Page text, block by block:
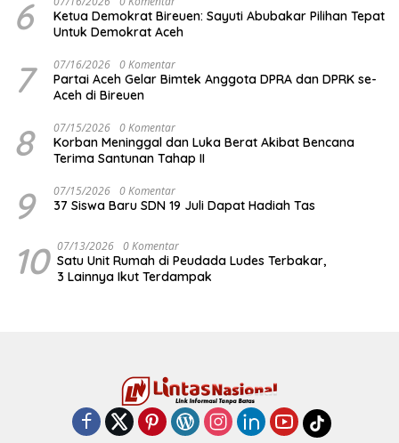
6
Ketua Demokrat Bireuen: Sayuti Abubakar Pilihan Tepat
Untuk Demokrat Aceh
7 07/16/2026 0 Komentar
Partai Aceh Gelar Bimtek Anggota DPRA dan DPRK se-
Aceh di Bireuen
8 07/15/2026 0 Komentar
Korban Meninggal dan Luka Berat Akibat Bencana
Terima Santunan Tahap II
9 07/15/2026 0 Komentar
37 Siswa Baru SDN 19 Juli Dapat Hadiah Tas
10 07/13/2026 0 Komentar
Satu Unit Rumah di Peudada Ludes Terbakar,
3 Lainnya Ikut Terdampak